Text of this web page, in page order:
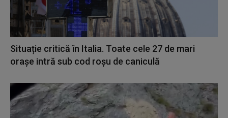
Situație critică în Italia. Toate cele 27 de mari
orașe intră sub cod roșu de caniculă